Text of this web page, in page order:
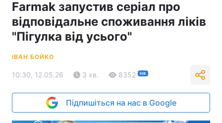
Farmak запустив серіал про
відповідальне споживання ліків
"Пігулка від усього"
ІВАН БОЙКО
10:30, 12.05.26 3 хв. 8352 НК
Підпишіться на нас в Google